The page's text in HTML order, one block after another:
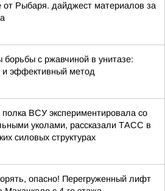
от Рыбаря. дайджест материалов за
борьбы с ржавчиной в унитазе:
и эффективный метод
ВСУ экспериментировала со
уколами, рассказали ТАСС в
силовых структурах
опасно! Перегруженный лифт